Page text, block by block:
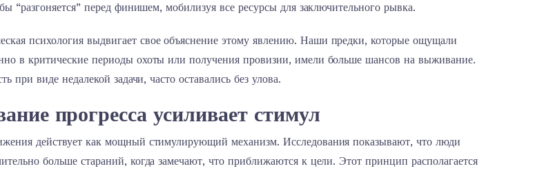
“разгоняется” перед финишем, мобилизуя все ресурсы для заключительного рывка.
психология выдвигает свое объяснение этому явлению. Наши предки, которые ощущали
в критические периоды охоты или получения провизии, имели больше шансов на выживание.
при виде недалекой задачи, часто оставались без улова.
прогресса усиливает стимул
действует как мощный стимулирующий механизм. Исследования показывают, что люди
больше стараний, когда замечают, что приближаются к цели. Этот принцип располагается